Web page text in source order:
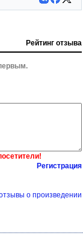
Рейтинг отзыва
Регистрация
о произведении